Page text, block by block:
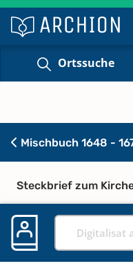
Ortssuche
Mischbuch 1648 -
Steckbrief zum
Digitalisat